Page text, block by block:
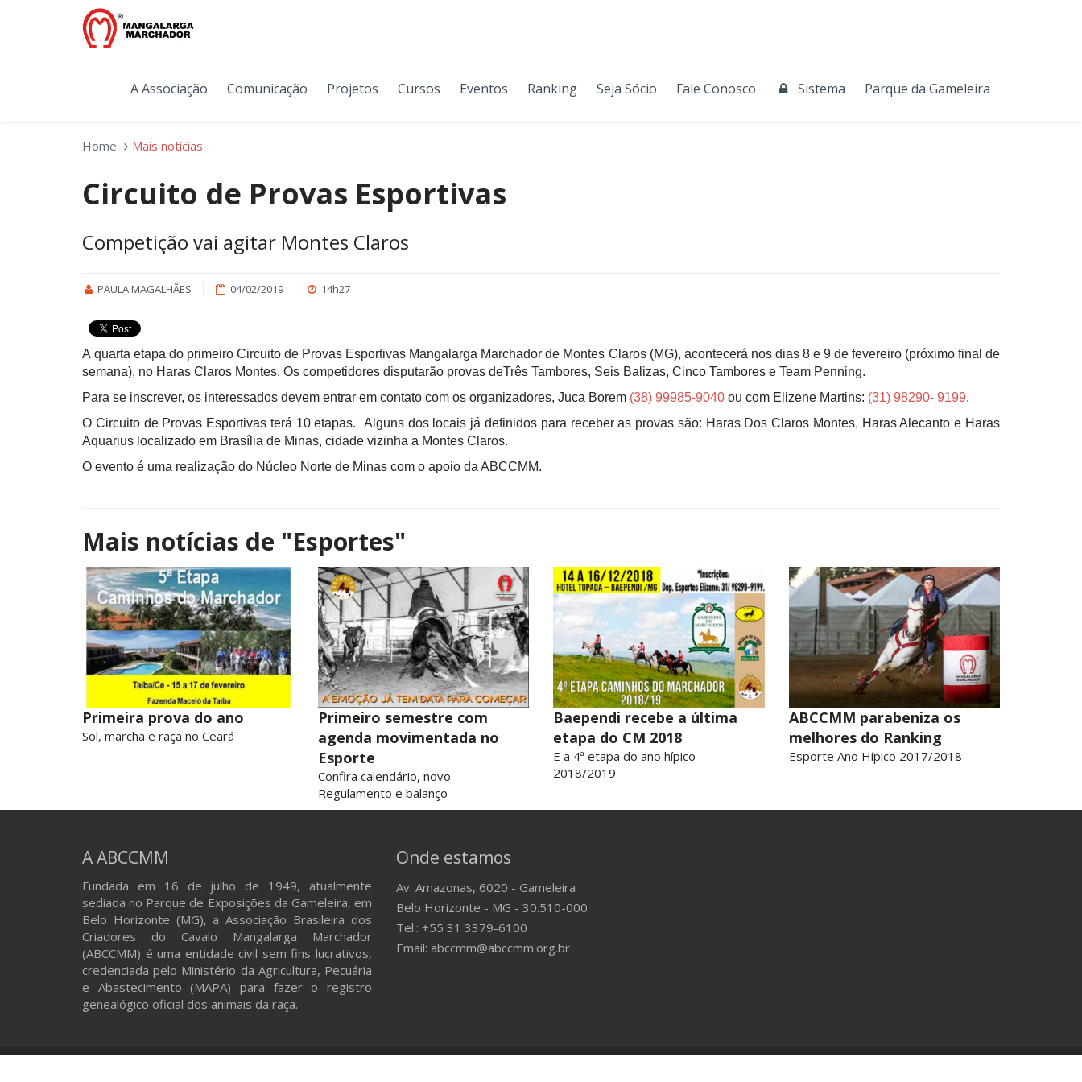
A Associação Comunicação Projetos Cursos Eventos Ranking Seja Sócio Fale Conosco Sistema Parque da Gameleira
Home Mais notícias
Circuito de Provas Esportivas
Competição vai agitar Montes Claros
PAULA MAGALHÃES 04/02/2019 14h27
Aquarta etapa do primeiro Circuito de Provas Esportivas Mangalarga Marchador de Montes Claros (MG), acontecerá nos dias 8 e 9de fevereiro (próximo final de
semana), no Haras Claros Montes. Os competidores disputarão provas deTrês Tambores, Seis Balizas, Cinco Tambores e Team Penning.
Para se inscrever, os interessados devem entrar em contato com os organizadores, Juca Borem (38) 99985-9040 ou com Elizene Martins: (31) 98290- 9199.
O Circuito de Provas Esportivas terá 10 etapas. Alguns dos locais já definidos para receber as provas são: Haras Dos Claros Montes, Haras Alecanto e Haras
Aquarius localizado em Brasília de Minas, cidade vizinha a Montes Claros.
O evento é uma realização do Núcleo Norte de Minas com o apoio da ABCCMM.
Mais notícias de "Esportes"
Primeira prova do ano
Sol, marcha e raça no Ceará
Primeiro semestre com
agenda movimentada no
Esporte
Confira calendário, novo
Regulamento e balanço
Baependi recebe a última
etapa do CM 2018
E a 4ª etapa do ano hípico
2018/2019
ABCCMM parabeniza os
melhores do Ranking
Esporte Ano Hípico 2017/2018
A ABCCMM
Fundada em 16 de julho de 1949, atualmente
sediada no Parque de Exposições da Gameleira, em
Belo Horizonte (MG), a Associação Brasileira dos
Criadores do Cavalo Mangalarga Marchador
(ABCCMM) é uma entidade civil sem fins lucrativos,
credenciada pelo Ministério da Agricultura, Pecuária
e Abastecimento (MAPA) para fazer o registro
genealógico oficial dos animais da raça.
Onde estamos
Av. Amazonas, 6020 - Gameleira
Belo Horizonte - MG - 30.510-000
Tel.: +55 31 3379-6100
Email: abccmm@abccmm.org.br